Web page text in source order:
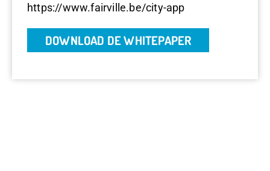
https://www.fairville.be/city-app
DOWNLOAD DE WHITEPAPER